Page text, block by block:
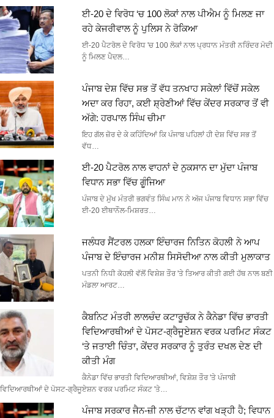
ਈ-20 ਦੇ ਵਿਰੋਧ ‘ਚ 100 ਲੋਕਾਂ ਨਾਲ ਪੀਐਮ ਨੂੰ ਮਿਲਣ ਜਾ
ਰਹੇ ਕੇਜਰੀਵਾਲ ਨੂੰ ਪੁਲਿਸ ਨੇ ਰੋਕਿਆ
ਈ-20 ਪੈਟਰੋਲ ਦੇ ਵਿਰੋਧ 'ਚ 100 ਲੋਕਾਂ ਨਾਲ ਪ੍ਰਧਾਨ ਮੰਤਰੀ ਨਰਿੰਦਰ ਮੋਦੀ
ਨੂੰ ਮਿਲਣ ਪੈਦਲ…
ਪੰਜਾਬ ਦੇਸ਼ ਵਿੱਚ ਸਭ ਤੋਂ ਵੱਧ ਤਨਖਾਹ ਸਕੇਲਾਂ ਵਿੱਚੋਂ ਸਕੇਲ
ਅਦਾ ਕਰ ਰਿਹਾ, ਕਈ ਸ਼੍ਰੇਣੀਆਂ ਵਿੱਚ ਕੇਂਦਰ ਸਰਕਾਰ ਤੋਂ ਵੀ
ਅੱਗੇ: ਹਰਪਾਲ ਸਿੰਘ ਚੀਮਾ
ਇਹ ਗੱਲ ਜ਼ੋਰ ਦੇ ਕੇ ਕਹਿੰਦਿਆਂ ਕਿ ਪੰਜਾਬ ਪਹਿਲਾਂ ਹੀ ਦੇਸ਼ ਵਿੱਚ ਸਭ ਤੋਂ
ਵੱਧ…
ਈ-20 ਪੈਟਰੋਲ ਨਾਲ ਵਾਹਨਾਂ ਦੇ ਨੁਕਸਾਨ ਦਾ ਮੁੱਦਾ ਪੰਜਾਬ
ਵਿਧਾਨ ਸਭਾ ਵਿੱਚ ਗੂੰਜਿਆ
ਪੰਜਾਬ ਦੇ ਮੁੱਖ ਮੰਤਰੀ ਭਗਵੰਤ ਸਿੰਘ ਮਾਨ ਨੇ ਅੱਜ ਪੰਜਾਬ ਵਿਧਾਨ ਸਭਾ ਵਿੱਚ
ਈ-20 ਈਥਾਨੌਲ-ਮਿਸ਼ਰਤ…
ਜਲੰਧਰ ਸੈਂਟਰਲ ਹਲਕਾ ਇੰਚਾਰਜ ਨਿਤਿਨ ਕੋਹਲੀ ਨੇ ਆਪ
ਪੰਜਾਬ ਦੇ ਇੰਚਾਰਜ ਮਨੀਸ਼ ਸਿਸੋਦੀਆ ਨਾਲ ਕੀਤੀ ਮੁਲਾਕਾਤ
ਪਤਨੀ ਨਿਧੀ ਕੋਹਲੀ ਵੱਲੋਂ ਵਿਸ਼ੇਸ਼ ਤੌਰ 'ਤੇ ਤਿਆਰ ਕੀਤੀ ਗਈ ਹੱਥ ਨਾਲ ਬਣੀ
ਮੰਡਲਾ ਆਰਟ…
ਕੈਬਨਿਟ ਮੰਤਰੀ ਲਾਲਚੰਦ ਕਟਾਰੂਚੱਕ ਨੇ ਕੈਨੇਡਾ ਵਿੱਚ ਭਾਰਤੀ
ਵਿਦਿਆਰਥੀਆਂ ਦੇ ਪੋਸਟ-ਗ੍ਰੈਜੂਏਸ਼ਨ ਵਰਕ ਪਰਮਿਟ ਸੰਕਟ
‘ਤੇ ਜਤਾਈ ਚਿੰਤਾ, ਕੇਂਦਰ ਸਰਕਾਰ ਨੂੰ ਤੁਰੰਤ ਦਖਲ ਦੇਣ ਦੀ
ਕੀਤੀ ਮੰਗ
ਕੈਨੇਡਾ ਵਿੱਚ ਭਾਰਤੀ ਵਿਦਿਆਰਥੀਆਂ, ਵਿਸ਼ੇਸ਼ ਤੌਰ 'ਤੇ ਪੰਜਾਬੀ
ਵਿਦਿਆਰਥੀਆਂ ਦੇ ਪੋਸਟ-ਗ੍ਰੈਜੂਏਸ਼ਨ ਵਰਕ ਪਰਮਿਟ ਸੰਕਟ 'ਤੇ…
ਪੰਜਾਬ ਸਰਕਾਰ ਜੈਨ-ਜ਼ੀ ਨਾਲ ਚੱਟਾਨ ਵਾਂਗ ਖੜ੍ਹੀ ਹੈ; ਵਿਧਾਨ